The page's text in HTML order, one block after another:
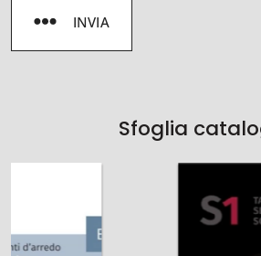
Sfoglia
INVIA